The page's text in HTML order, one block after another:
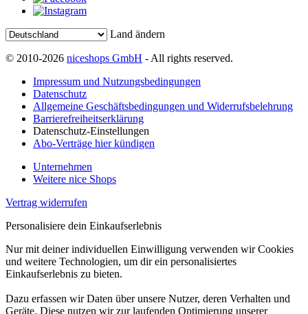
Land ändern
© 2010-2026 niceshops GmbH - All rights reserved.
Impressum und Nutzungsbedingungen
Datenschutz
Allgemeine Geschäftsbedingungen und Widerrufsbelehrung
Barrierefreiheitserklärung
Datenschutz-Einstellungen
Abo-Verträge hier kündigen
Unternehmen
Weitere nice Shops
Vertrag widerrufen
Personalisiere dein Einkaufserlebnis
Nur mit deiner individuellen Einwilligung verwenden wir Cookies
und weitere Technologien, um dir ein personalisiertes
Einkaufserlebnis zu bieten.
Dazu erfassen wir Daten über unsere Nutzer, deren Verhalten und
Geräte. Diese nutzen wir zur laufenden Optimierung unserer